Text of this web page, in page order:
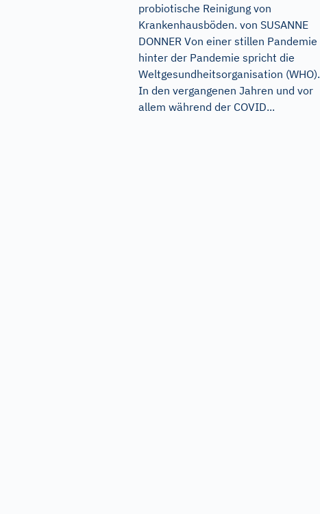
probiotische Reinigung von
Krankenhausböden. von SUSANNE
DONNER Von einer stillen Pandemie
hinter der Pandemie spricht die
Weltgesundheitsorganisation (WHO).
In den vergangenen Jahren und vor
allem während der COVID...